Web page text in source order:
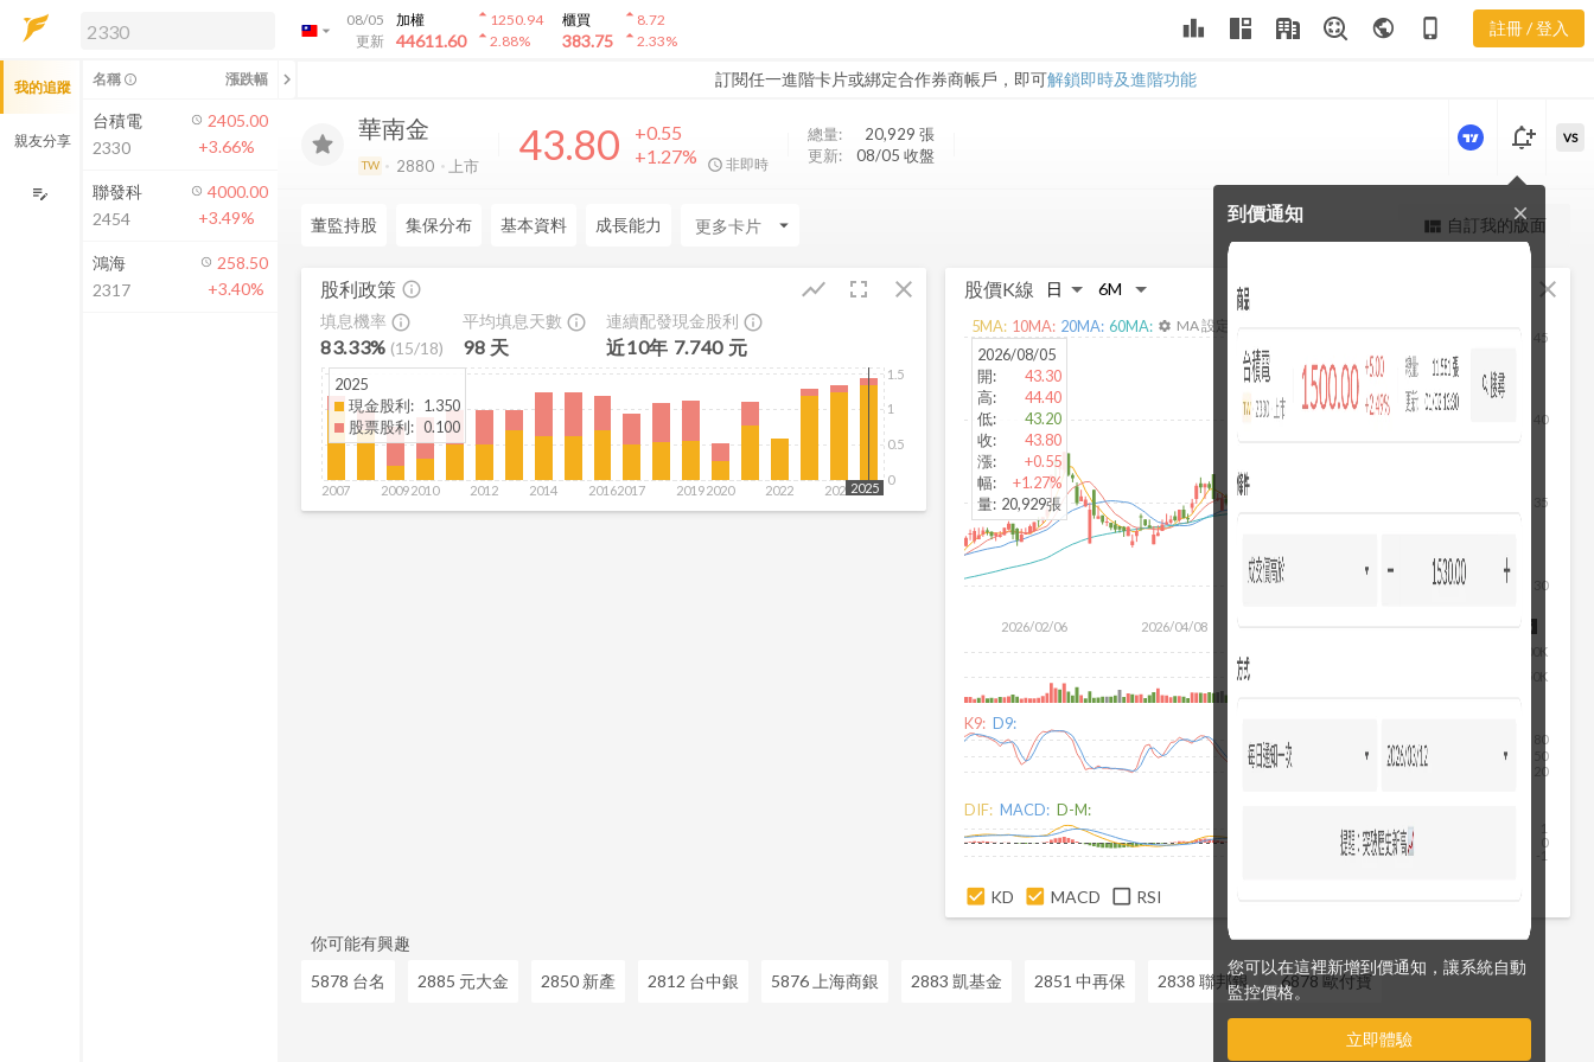
arrow_drop_down
08/05
更新
加權
44611.60
arrow_drop_up1250.94
arrow_drop_up2.88%
櫃買
383.75
arrow_drop_up8.72
arrow_drop_up2.33% leaderboard public phone_iphone 註冊 / 登入
訂閱任一進階卡片或綁定合作券商帳戶，即可解鎖即時及進階功能
解鎖即時行情及進階功能
方案」，即可解鎖以下功能：
即時行情
即時市況與排行
成交金額熱力圖
前往方案訂閱
如何綁定合作券商
策
華南金
TW 2880 上市 43.80
+0.55
+1.27%
非即時
總量: 20,929 張
更新:
08/05 收盤
更強大的進階價量圖表
notification_add
到價通知
您可以在這裡新增到價通知，讓系統自動
監控價格。
立即體驗
close
VS
董監持股 集保分布 基本資料 成長能力 arrow_drop_down view_quilt 自訂我的版面
股利政策 fullscreen close
show_chart
info_outline
填息機率 info_outline
83.33% (15/18)
平均填息天數 info_outline
98 天
連續配發現金股利 info_outline
近10年 7.740元
2007 20092010 2012 2014 20162017 20192020 2022 2024
0
0.5
1
1.5
2025
2025
現金股利: 1.350
股票股利: 0.100
股價K線 close
2026/02/06 2026/04/08
30
35
40
45
2026/08/05
50K
100K
2026/08/05
開:
43.30
高:
44.40
低:
43.20
收:
43.80
漲:
+0.55
幅:
+1.27%
量: 20,929張
5MA: 10MA: 20MA: 60MA: settings MA 設定
K9: D9:
20
50
80
DIF: MACD: D-M:
0
KD MACD RSI
你可能有興趣
5878 台名
2885 元大金 2850 新產 2812 台中銀 5876 上海商銀 2883 凱基金 2851 中再保 2838 聯邦銀 6878 歐付寶
我的追蹤
親友分享
edit_note
名稱 info_outline 漲跌幅 chevron_left
台積電
2330
2405.00
+3.66%
聯發科
2454
4000.00
+3.49%
鴻海
2317
258.50
+3.40%